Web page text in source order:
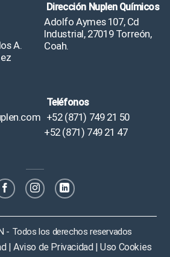
A.
Dirección Nuplen Químicos
Adolfo Aymes 107, Cd
Industrial, 27019 Torreón,
Coah.
Teléfonos
+52 (871) 749 21 50
+52 (871) 749 21 47
- Todos los derechos reservados
| Aviso de Privacidad | Uso Cookies